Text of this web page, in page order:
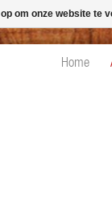
Home
om onze website te